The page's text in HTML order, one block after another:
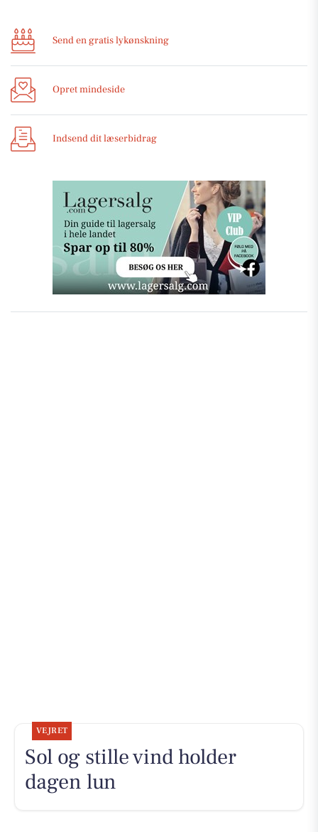
Send en gratis lykønskning
Opret mindeside
Indsend dit læserbidrag
VEJRET
Sol og stille vind holder
dagen lun